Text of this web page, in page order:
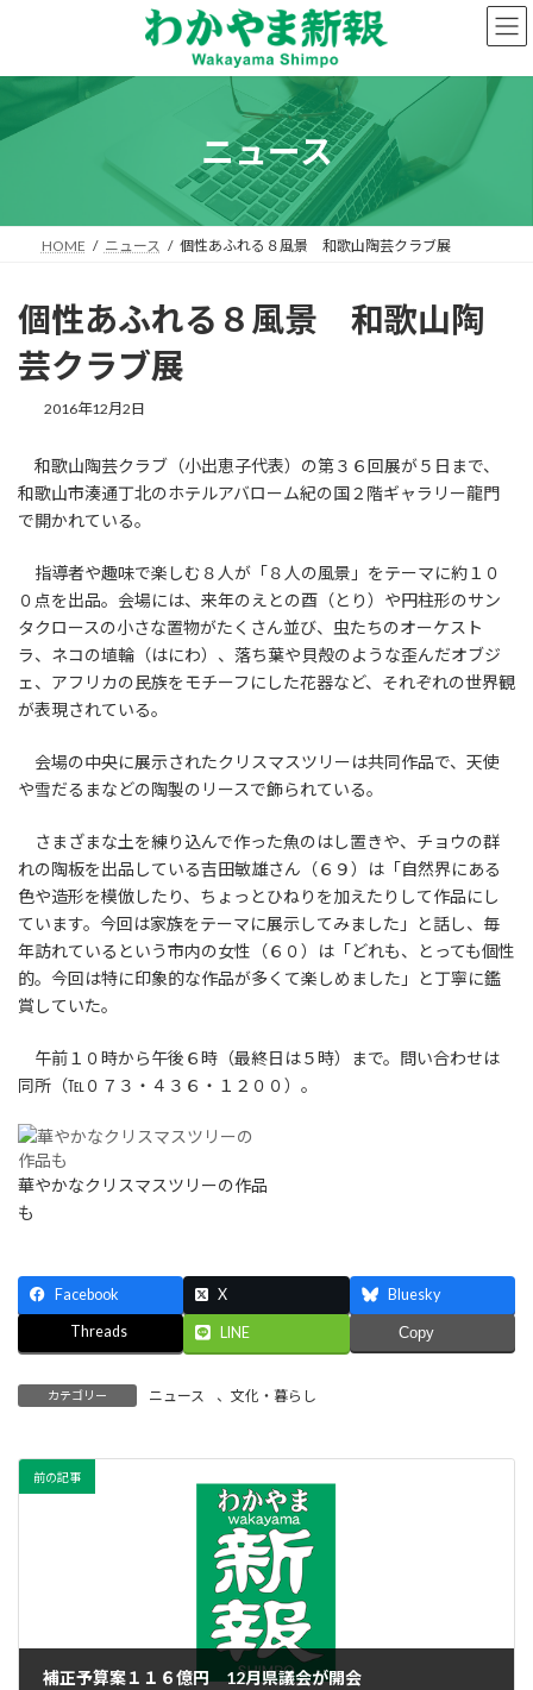
ン
へ
プ
ー
ョ
動
ニュース
HOME ニュース 個性あふれる８風景 和歌山陶芸クラブ展
個性あふれる８風景 和歌山陶
芸クラブ展
2016年12月2日
和歌山陶芸クラブ（小出恵子代表）の第３６回展が５日まで、
和歌山市湊通丁北のホテルアバローム紀の国２階ギャラリー龍門
で開かれている。
指導者や趣味で楽しむ８人が「８人の風景」をテーマに約１０
０点を出品。会場には、来年のえとの酉（とり）や円柱形のサン
タクロースの小さな置物がたくさん並び、虫たちのオーケスト
ラ、ネコの埴輪（はにわ）、落ち葉や貝殻のような歪んだオブジ
ェ、アフリカの民族をモチーフにした花器など、それぞれの世界観
が表現されている。
会場の中央に展示されたクリスマスツリーは共同作品で、天使
や雪だるまなどの陶製のリースで飾られている。
さまざまな土を練り込んで作った魚のはし置きや、チョウの群
れの陶板を出品している吉田敏雄さん（６９）は「自然界にある
色や造形を模倣したり、ちょっとひねりを加えたりして作品にし
ています。今回は家族をテーマに展示してみました」と話し、毎
年訪れているという市内の女性（６０）は「どれも、とっても個性
的。今回は特に印象的な作品が多くて楽しめました」と丁寧に鑑
賞していた。
午前１０時から午後６時（最終日は５時）まで。問い合わせは
同所（℡０７３・４３６・１２００）。
華やかなクリスマスツリーの作品
も
Facebook X Bluesky
Threads LINE Copy
カテゴリー ニュース 、 文化・暮らし
前の記事
補正予算案１１６億円 12月県議会が開会